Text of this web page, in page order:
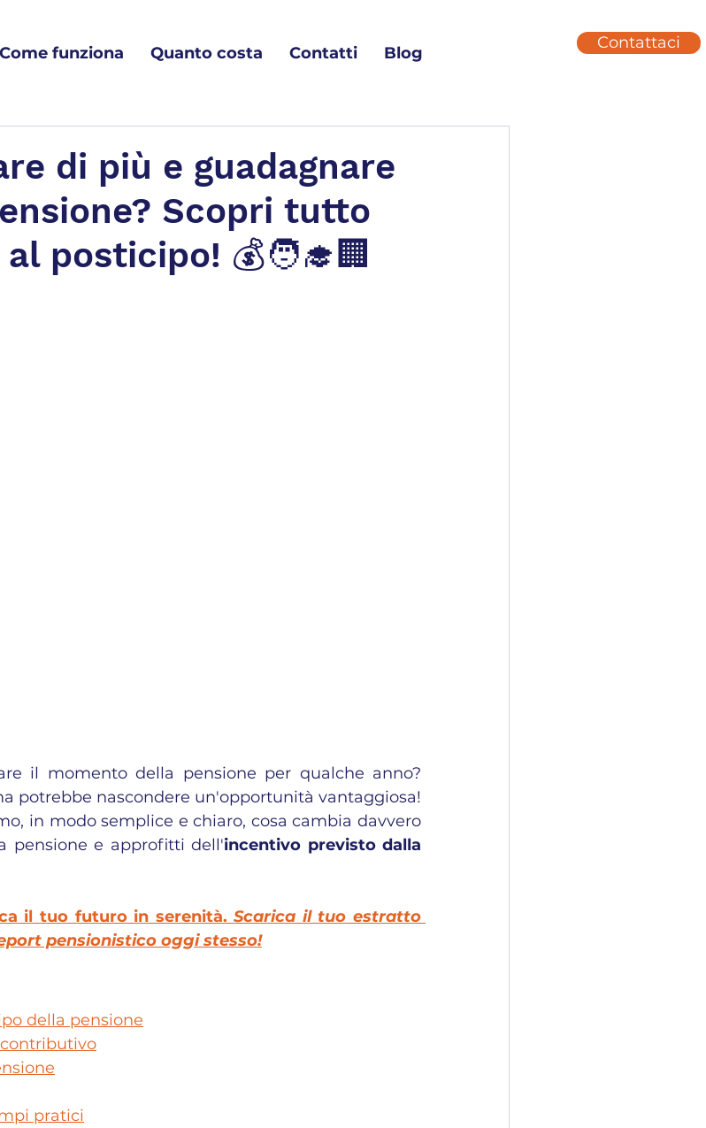
Come funziona Quanto costa Contatti Blog
Contattaci
di più e guadagnare
Scopri tutto
posticipo! 💰🧑‍🎓🏢
il momento della pensione per qualche anno?
potrebbe nascondere un'opportunità vantaggiosa!
in modo semplice e chiaro, cosa cambia davvero
pensione e approfitti dell'incentivo previsto dalla
il tuo futuro in serenità. Scarica il tuo estratto
pensionistico oggi stesso!
della pensione
pratici